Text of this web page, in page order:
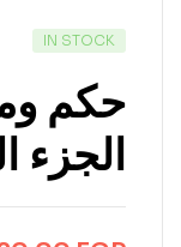
IN STOCK
حكم
الجزء